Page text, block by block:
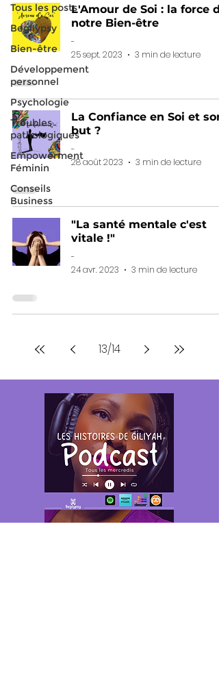
Tous les posts
Begilypsy
Bien-être
Développement
personnel
Psychologie
Troubles
pathologiques
Empowerment
Féminin
Conseils
Business
L'Amour de Soi : la force
notre Bien-être
-
25 sept. 2023
3 min de lecture
La Confiance en Soi et son
but ?
-
28 août 2023
3 min de lecture
"La santé mentale c'est
vitale !"
-
24 avr. 2023
3 min de lecture
13/14